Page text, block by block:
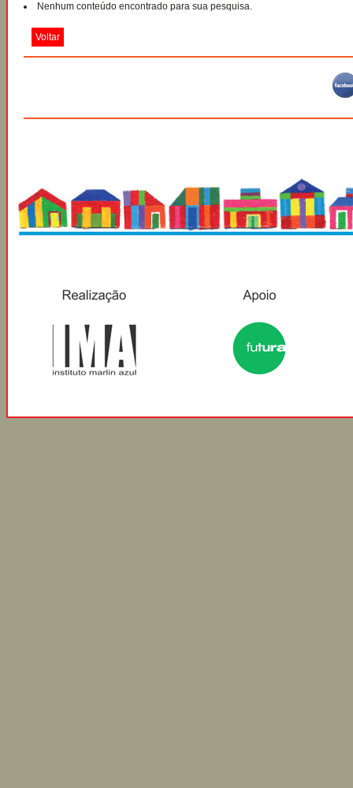
Nenhum conteúdo encontrado para sua pesquisa.
Voltar